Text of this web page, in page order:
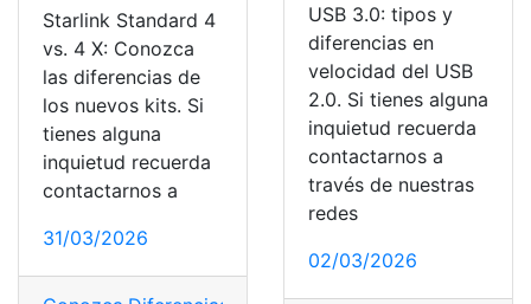
Starlink Standard 4
vs. 4 X: Conozca
las diferencias de
los nuevos kits. Si
tienes alguna
inquietud recuerda
contactarnos a
31/03/2026
USB 3.0: tipos y
diferencias en
velocidad del USB
2.0. Si tienes alguna
inquietud recuerda
contactarnos a
través de nuestras
redes
02/03/2026